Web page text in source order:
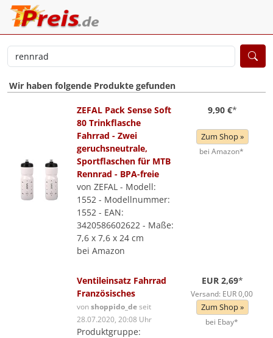
Wir haben folgende Produkte gefunden
ZEFAL Pack Sense Soft
80 Trinkflasche
Fahrrad - Zwei
geruchsneutrale,
Sportflaschen für MTB
Rennrad - BPA-freie
von ZEFAL - Modell:
1552 - Modellnummer:
1552 - EAN:
3420586602622 - Maße:
7,6 x 7,6 x 24 cm
bei Amazon
9,90 €*
Zum Shop »
bei Amazon*
Ventileinsatz Fahrrad
Französisches
vonshoppido_deseit
28.07.2020, 20:08 Uhr
Produktgruppe:
EUR 2,69*
Versand: EUR 0,00
Zum Shop »
bei Ebay*